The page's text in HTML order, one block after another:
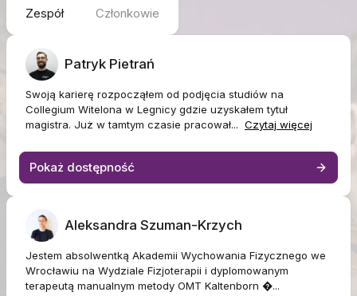
Zespół Członkowie
Patryk Pietrań
Swoją karierę rozpocząłem od podjęcia studiów na
Collegium Witelona w Legnicy gdzie uzyskałem tytuł
magistra. Już w tamtym czasie pracował... Czytaj więcej
Pokaż dostępność
Aleksandra Szuman-Krzych
Jestem absolwentką Akademii Wychowania Fizycznego we
Wrocławiu na Wydziale Fizjoterapii i dyplomowanym
terapeutą manualnym metody OMT Kaltenborn �...